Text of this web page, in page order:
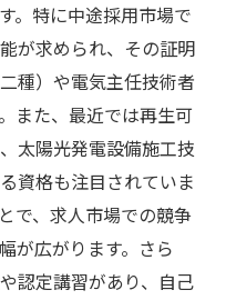
。特に中途採用市場で
が求められ、その証明
種）や電気主任技術者
また、最近では再生可
太陽光発電設備施工技
資格も注目されていま
で、求人市場での競争
が広がります。さら
認定講習があり、自己